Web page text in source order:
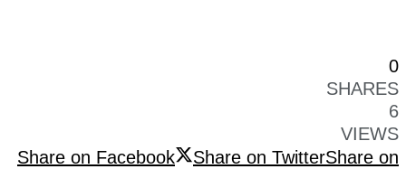
0
SHARES
6
VIEWS
Share on Facebook
Share on TwitterShare on